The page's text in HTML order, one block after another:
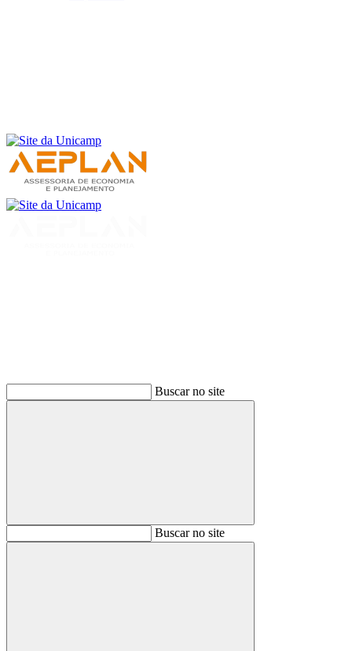
Buscar no site
BuscarBuscar no site